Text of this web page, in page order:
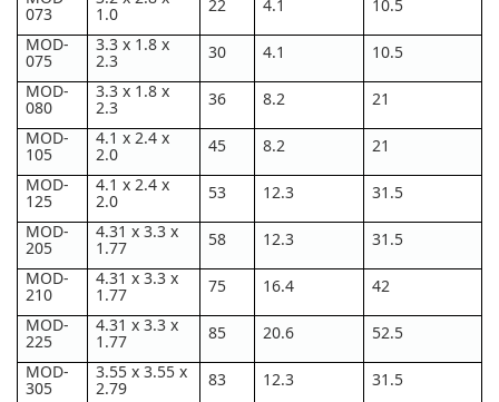
073 1.0 22 4.1
10.5
MOD-
075
3.3 x 1.8 x
2.3 30 4.1
10.5
MOD-
080
3.3 x 1.8 x
2.3 36 8.2
21
MOD-
105
4.1 x 2.4 x
2.0 45 8.2
21
MOD-
125
4.1 x 2.4 x
2.0 53 12.3
31.5
MOD-
205
4.31 x 3.3 x
1.77 58 12.3
31.5
MOD-
210
4.31 x 3.3 x
1.77 75 16.4
42
MOD-
225
4.31 x 3.3 x
1.77 85 20.6
52.5
MOD-
305
3.55 x 3.55 x
2.79 83 12.3
31.5